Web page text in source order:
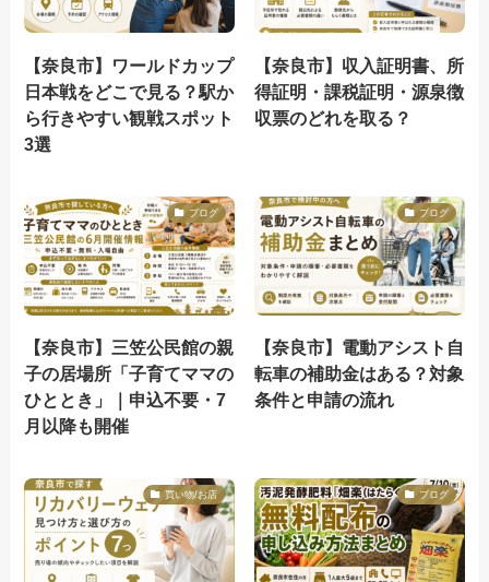
【奈良市】ワールドカップ
日本戦をどこで見る？駅か
ら行きやすい観戦スポット
3選
【奈良市】収入証明書、所
得証明・課税証明・源泉徴
収票のどれを取る？
ブログ
【奈良市】三笠公民館の親
子の居場所「子育てママの
ひととき」｜申込不要・7
月以降も開催
ブログ
【奈良市】電動アシスト自
転車の補助金はある？対象
条件と申請の流れ
買い物/お店 ブログ